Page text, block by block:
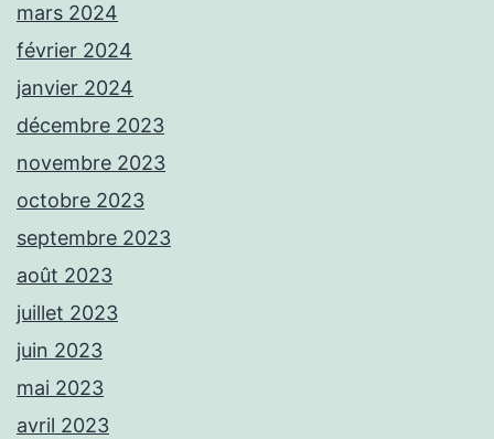
mars 2024
février 2024
janvier 2024
décembre 2023
novembre 2023
octobre 2023
septembre 2023
août 2023
juillet 2023
juin 2023
mai 2023
avril 2023